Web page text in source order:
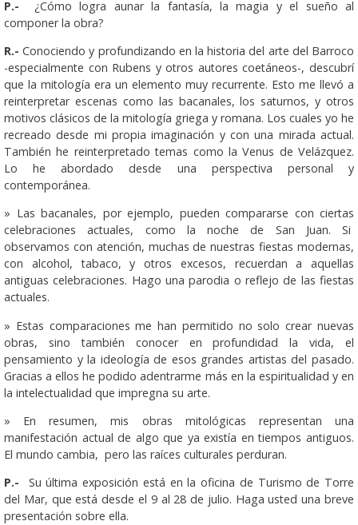
P.- ¿Cómo logra aunar la fantasía, la magia y el sueño al
componer la obra?
R.-Conociendo y profundizando en la historia del arte del Barroco
-especialmente con Rubens y otros autores coetáneos-, descubrí
que la mitología era un elemento muy recurrente. Esto me llevó a
reinterpretar escenas como las bacanales, los saturnos, y otros
motivos clásicos de la mitología griega y romana. Los cuales yo he
recreado desde mi propia imaginación y con una mirada actual.
También he reinterpretado temas como la Venus de Velázquez.
Lo he abordado desde una perspectiva personal y
contemporánea.
» Las bacanales, por ejemplo, pueden compararse con ciertas
celebraciones actuales, como la noche de San Juan. Si
observamos con atención, muchas de nuestras fiestas modernas,
con alcohol, tabaco, y otros excesos, recuerdan a aquellas
antiguas celebraciones. Hago una parodia o reflejo de las fiestas
actuales.
» Estas comparaciones me han permitido no solo crear nuevas
obras, sino también conocer en profundidad la vida, el
pensamiento y la ideología de esos grandes artistas del pasado.
Gracias a ellos he podido adentrarme más en la espiritualidad y en
la intelectualidad que impregna su arte.
» En resumen, mis obras mitológicas representan una
manifestación actual de algo que ya existía en tiempos antiguos.
El mundo cambia, pero las raíces culturales perduran.
P.- Su última exposición está en la oficina de Turismo de Torre
del Mar, que está desde el 9 al 28 de julio. Haga usted una breve
presentación sobre ella.